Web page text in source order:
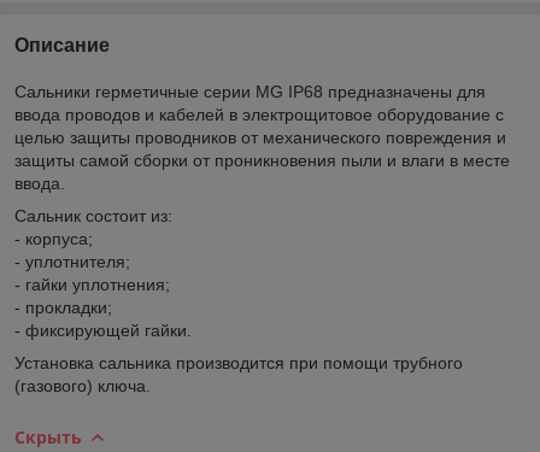
Описание
Сальники герметичные серии MG IP68 предназначены для
ввода проводов и кабелей в электрощитовое оборудование с
целью защиты проводников от механического повреждения и
защиты самой сборки от проникновения пыли и влаги в месте
ввода.
Сальник состоит из:
- корпуса;
- уплотнителя;
- гайки уплотнения;
- прокладки;
- фиксирующей гайки.
Установка сальника производится при помощи трубного
(газового) ключа.
Скрыть